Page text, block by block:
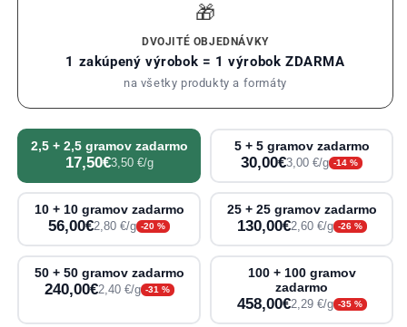
🎁
DVOJITÉ OBJEDNÁVKY
1 zakúpený výrobok = 1 výrobok ZDARMA
na všetky produkty a formáty
2,5 + 2,5 gramov zadarmo
17,50€3,50 €/g
5 + 5 gramov zadarmo
30,00€3,00 €/g -14 %
10 + 10 gramov zadarmo
56,00€2,80 €/g -20 %
25 + 25 gramov zadarmo
130,00€2,60 €/g -26 %
50 + 50 gramov zadarmo
240,00€2,40 €/g -31 %
100 + 100 gramov
zadarmo
458,00€2,29 €/g -35 %